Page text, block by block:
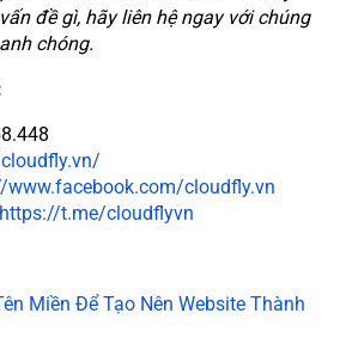
đề gì, hãy liên hệ ngay với chúng
chóng.
www.facebook.com/cloudfly.vn
https://t.me/cloudflyvn
Miền Để Tạo Nên Website Thành